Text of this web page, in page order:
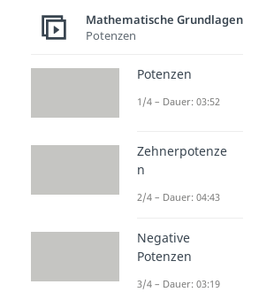
Mathematische Grundlagen
Potenzen
Potenzen
1/4 – Dauer: 03:52
Zehnerpotenze
n
2/4 – Dauer: 04:43
Negative
Potenzen
3/4 – Dauer: 03:19